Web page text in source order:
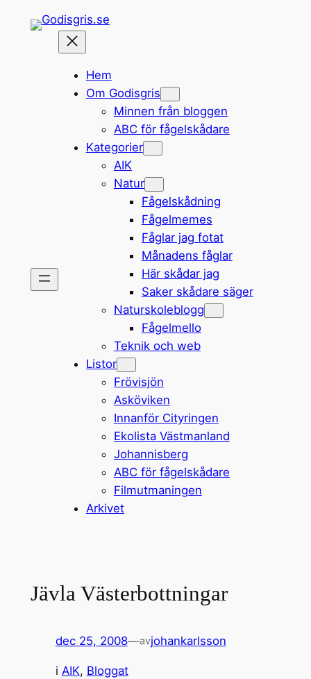
Hem
Om Godisgris
Minnen från bloggen
ABC för fågelskådare
Kategorier
AIK
Natur
Fågelskådning
Fågelmemes
Fåglar jag fotat
Månadens fåglar
Här skådar jag
Saker skådare säger
Naturskoleblogg
Fågelmello
Teknik och web
Listor
Frövisjön
Asköviken
Innanför Cityringen
Ekolista Västmanland
Johannisberg
ABC för fågelskådare
Filmutmaningen
Arkivet
Jävla Västerbottningar
dec 25, 2008—avjohankarlsson
i AIK, Bloggat